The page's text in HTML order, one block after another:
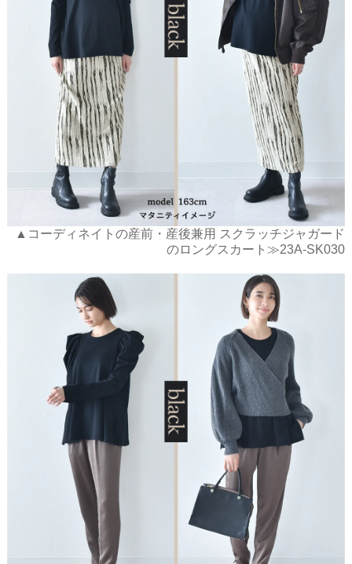
▲コーディネイトの産前・産後兼用 スクラッチジャガード
のロングスカート≫23A-SK030